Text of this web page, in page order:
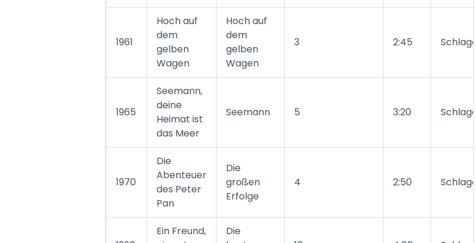
1961
Hoch auf
dem
gelben
Wagen
Hoch auf
dem
gelben
Wagen
3 2:45 Schlager
1965
Seemann,
deine
Heimat ist
das Meer
Seemann 5 3:20 Schlager
1970
Die
Abenteuer
des Peter
Pan
Die
großen
Erfolge
4 2:50 Schlager
Ein Freund,
Die